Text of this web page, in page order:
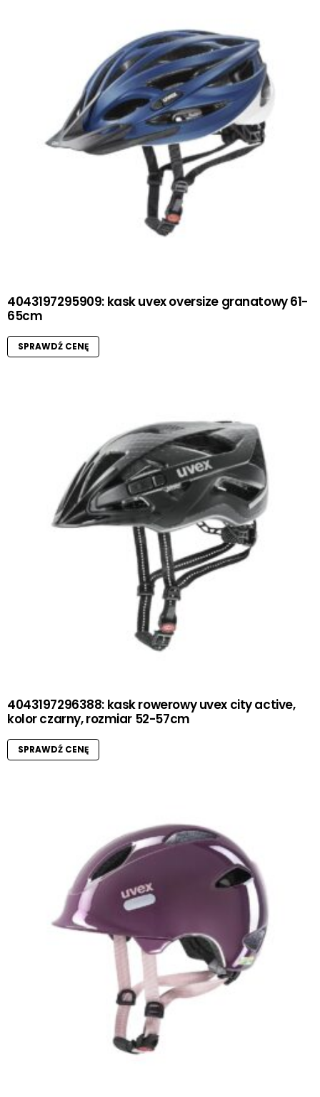
4043197295909: kask uvex oversize granatowy 61-
65cm
SPRAWDŹ CENĘ
4043197296388: kask rowerowy uvex city active,
kolor czarny, rozmiar 52-57cm
SPRAWDŹ CENĘ